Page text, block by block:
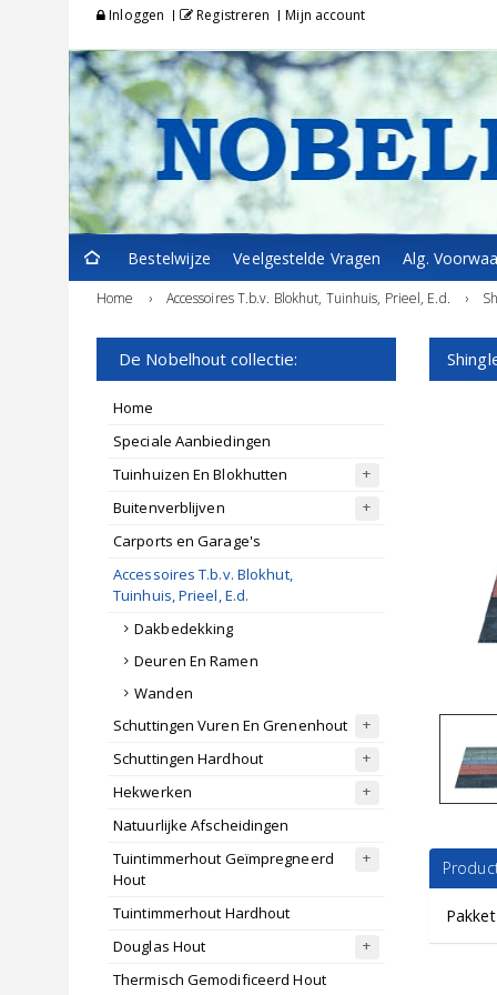
Inloggen Registreren Mijn account
Bestelwijze Veelgestelde Vragen Alg.
Home › Accessoires T.b.v. Blokhut, Tuinhuis, Prieel, E.d. ›
De Nobelhout collectie:
Home
Speciale Aanbiedingen
Tuinhuizen En Blokhutten
Buitenverblijven
Carports en Garage's
Accessoires T.b.v. Blokhut,
Tuinhuis, Prieel, E.d.
Dakbedekking
Deuren En Ramen
Wanden
Schuttingen Vuren En Grenenhout
Schuttingen Hardhout
Hekwerken
Natuurlijke Afscheidingen
Tuintimmerhout Geïmpregneerd
Hout
Tuintimmerhout Hardhout
Douglas Hout
Thermisch Gemodificeerd Hout